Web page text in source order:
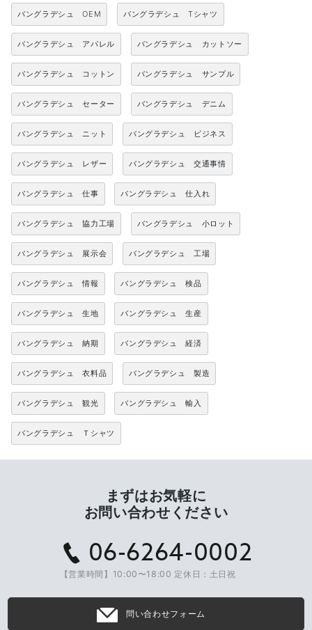
バングラデシュ OEM バングラデシュ Tシャツ
バングラデシュ アパレル バングラデシュ カットソー
バングラデシュ コットン バングラデシュ サンプル
バングラデシュ セーター バングラデシュ デニム
バングラデシュ ニット バングラデシュ ビジネス
バングラデシュ レザー バングラデシュ 交通事情
バングラデシュ 仕事 バングラデシュ 仕入れ
バングラデシュ 協力工場 バングラデシュ 小ロット
バングラデシュ 展示会 バングラデシュ 工場
バングラデシュ 情報 バングラデシュ 検品
バングラデシュ 生地 バングラデシュ 生産
バングラデシュ 納期 バングラデシュ 経済
バングラデシュ 衣料品 バングラデシュ 製造
バングラデシュ 観光 バングラデシュ 輸入
バングラデシュ Ｔシャツ
まずはお気軽に
お問い合わせください
06-6264-0002
【営業時間】10:00〜18:00 定休日：土日祝
問い合わせフォーム